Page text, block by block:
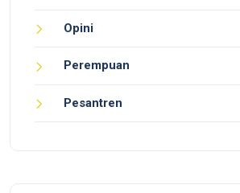
Opini
Perempuan
Pesantren